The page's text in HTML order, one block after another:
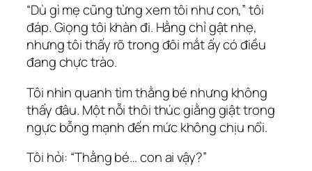
“Dù gì mẹ cũng từng xem tôi như con,” tôi
đáp. Giọng tôi khàn đi. Hằng chỉ gật nhẹ,
nhưng tôi thấy rõ trong đôi mắt ấy có điều
đang chực trào.
Tôi nhìn quanh tìm thằng bé nhưng không
thấy đâu. Một nỗi thôi thúc giằng giật trong
ngực bỗng mạnh đến mức không chịu nổi.
Tôi hỏi: “Thằng bé… con ai vậy?”